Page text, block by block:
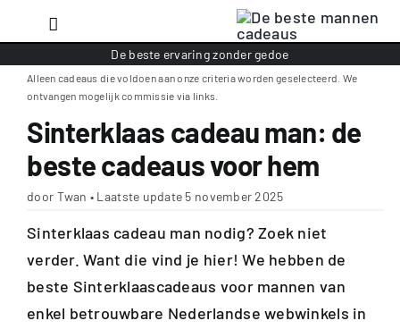
naar
inhoud
Toggle
Navigation
Gelegenheid
Ontvanger
Budget
Soort
Top 10
Alle cadeaus
De beste ervaring zonder gedoe
Alleen cadeaus die voldoen aan onze criteria worden geselecteerd. We
ontvangen mogelijk commissie via links.
Sinterklaas cadeau man: de
beste cadeaus voor hem
door Twan • Laatste update 5 november 2025
Sinterklaas cadeau man nodig? Zoek niet
verder. Want die vind je hier! We hebben de
beste Sinterklaascadeaus voor mannen van
enkel betrouwbare Nederlandse webwinkels in